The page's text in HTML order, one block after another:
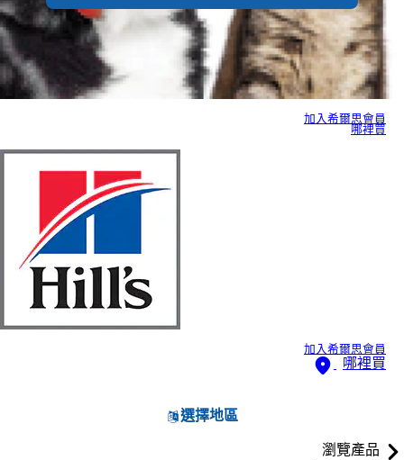
加入希爾思會員
哪裡買
加入希爾思會員
哪裡買
選擇地區
瀏覽產品